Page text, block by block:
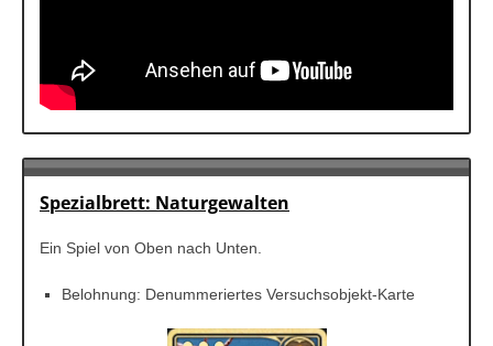
Spezialbrett: Naturgewalten
Ein Spiel von Oben nach Unten.
Belohnung: Denummeriertes Versuchsobjekt-Karte